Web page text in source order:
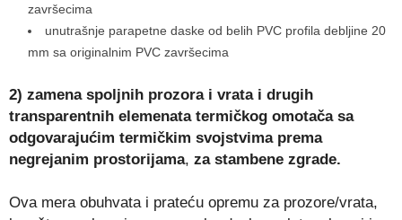
završecima
unutrašnje parapetne daske od belih PVC profila debljine 20
mm sa originalnim PVC završecima
2) zamena spoljnih prozora i vrata i drugih
transparentnih elemenata termičkog omotača sa
odgovarajućim termičkim svojstvima prema
negrejanim prostorijama, za stambene zgrade.
Ova mera obuhvata i prateću opremu za prozore/vrata,